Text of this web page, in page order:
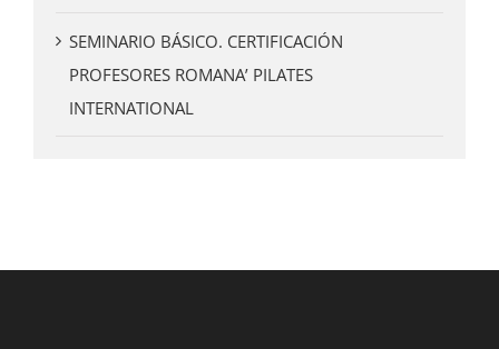
SEMINARIO BÁSICO. CERTIFICACIÓN
PROFESORES ROMANA’ PILATES
INTERNATIONAL